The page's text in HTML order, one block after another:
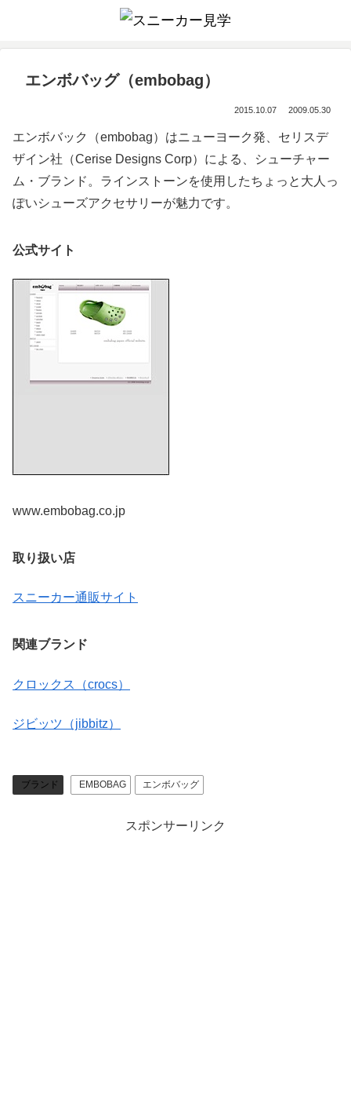
エンボバッグ（embobag）
2015.10.07 2009.05.30
エンボバック（embobag）はニューヨーク発、セリスデ
ザイン社（Cerise Designs Corp）による、シューチャー
ム・ブランド。ラインストーンを使用したちょっと大人っ
ぽいシューズアクセサリーが魅力です。
公式サイト
www.embobag.co.jp
取り扱い店
スニーカー通販サイト
関連ブランド
クロックス（crocs）
ジビッツ（jibbitz）
ブランド EMBOBAG エンボバッグ
スポンサーリンク